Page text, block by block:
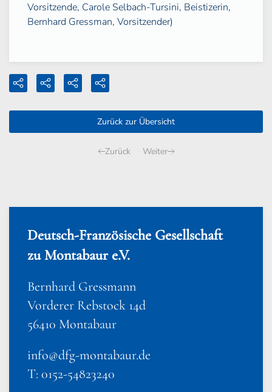
Vorsitzende, Carole Selbach-Tursini, Beistizerin,
Bernhard Gressman, Vorsitzender)
Zurück zur Übersicht
Zurück Weiter
Deutsch-Französische Gesellschaft
zu Montabaur e.V.
Bernhard Gressmann
Vorderer Rebstock 14d
56410 Montabaur
info@dfg-montabaur.de
T: 0152-54823240